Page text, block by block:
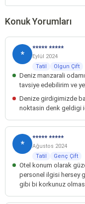
Konuk Yorumları
*
***** *****
Eylül 2024
Tatil
Olgun Çift
Deniz manzarali
tavsiye edebilirim ve
Denize girdigimizde
noktasin denk geldigi
*
***** *****
Ağustos 2024
Tatil
Genç Çift
Otel konum olarak
personel ilgisi hersey
gibi bi korkunuz